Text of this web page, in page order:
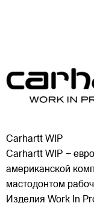
Carhartt WIP
Carhartt WIP −
американской
мастодонтом
Изделия Work In